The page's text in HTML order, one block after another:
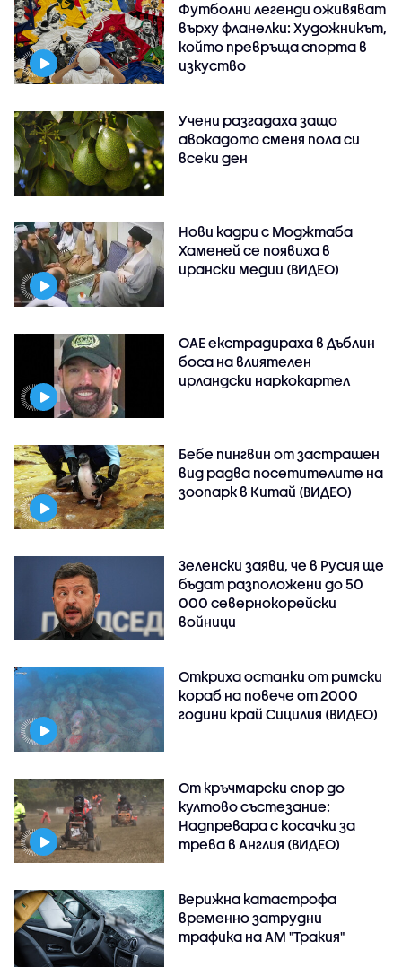
Футболни легенди оживяват
върху фланелки: Художникът,
който превръща спорта в
изкуство
Учени разгадаха защо
авокадото сменя пола си
всеки ден
Нови кадри с Моджтаба
Хаменей се появиха в
ирански медии (ВИДЕО)
ОАЕ екстрадираха в Дъблин
боса на влиятелен
ирландски наркокартел
Бебе пингвин от застрашен
вид радва посетителите на
зоопарк в Китай (ВИДЕО)
Зеленски заяви, че в Русия ще
бъдат разположени до 50
000 севернокорейски
войници
Откриха останки от римски
кораб на повече от 2000
години край Сицилия (ВИДЕО)
От кръчмарски спор до
култово състезание:
Надпревара с косачки за
трева в Англия (ВИДЕО)
Верижна катастрофа
временно затрудни
трафика на АМ "Тракия"